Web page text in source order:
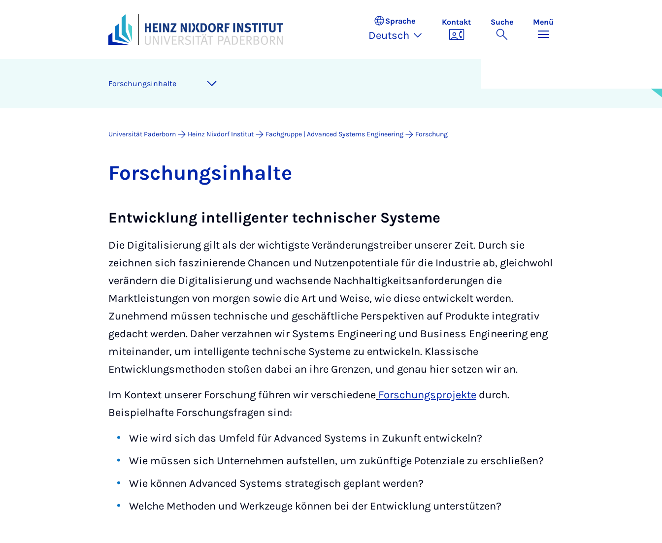
Sprache
Deutsch
Kontakt Suche Menü
For­schungs­in­hal­te
Universität Paderborn Heinz Nixdorf Institut Fachgruppe | Advanced Systems Engineering Forschung
For­schungs­in­hal­te
Entwicklung intelligenter technischer Systeme
Die Digitalisierung gilt als der wichtigste Veränderungstreiber unserer Zeit. Durch sie
zeichnen sich faszinierende Chancen und Nutzenpotentiale für die Industrie ab, gleichwohl
verändern die Digitalisierung und wachsende Nachhaltigkeitsanforderungen die
Marktleistungen von morgen sowie die Art und Weise, wie diese entwickelt werden.
Zunehmend müssen technische und geschäftliche Perspektiven auf Produkte integrativ
gedacht werden. Daher verzahnen wir Systems Engineering und Business Engineering eng
miteinander, um intelligente technische Systeme zu entwickeln. Klassische
Entwicklungsmethoden stoßen dabei an ihre Grenzen, und genau hier setzen wir an.
Im Kontext unserer Forschung führen wir verschiedene Forschungsprojekte durch.
Beispielhafte Forschungsfragen sind:
Wie wird sich das Umfeld für Advanced Systems in Zukunft entwickeln?
Wie müssen sich Unternehmen aufstellen, um zukünftige Potenziale zu erschließen?
Wie können Advanced Systems strategisch geplant werden?
Welche Methoden und Werkzeuge können bei der Entwicklung unterstützen?